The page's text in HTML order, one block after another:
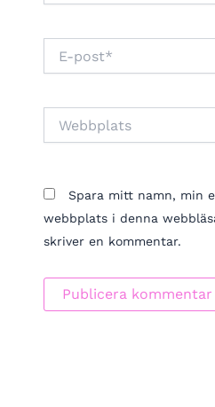
post*
Spara mitt namn, min
webbplats i denna
skriver en kommentar.